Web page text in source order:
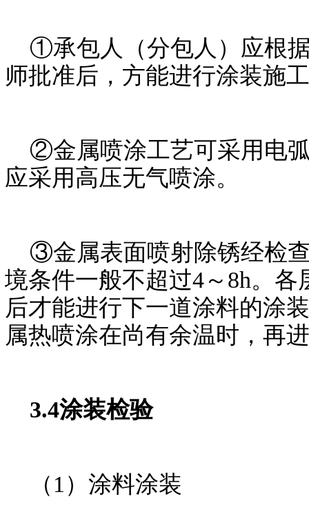
①承包人（分包人）应根据
师批准后，方能进行涂装施
②金属喷涂工艺可采用电弧
应采用高压无气喷涂。
③金属表面喷射除锈经检查
境条件一般不超过4～8h。
后才能进行下一道涂料的涂
属热喷涂在尚有余温时，再
3.4涂装检验
（1）涂料涂装